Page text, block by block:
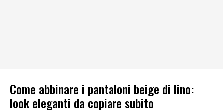
Come abbinare i pantaloni beige di lino:
look eleganti da copiare subito